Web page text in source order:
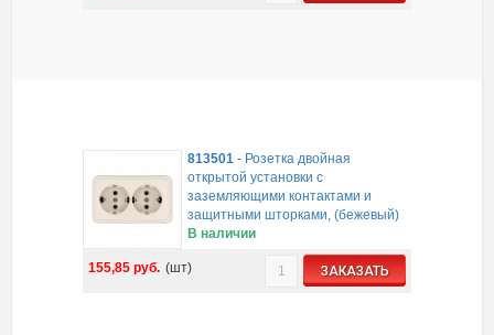
813501- Розетка двойная
открытой установки с
заземляющими контактами и
защитными шторками, (бежевый)
В наличии
155,85 руб. (шт) ЗАКАЗАТЬ